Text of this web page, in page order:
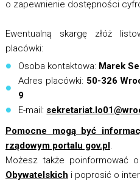
o zapewnienie dostępności
Ewentualną skargę złóż
placówki:
Osoba kontaktowa: Marek
Adres placówki: 50-326
9
E-mail:
Pomocne mogą być
rządowym portalu gov.pl.
Możesz także poinformować
Obywatelskich i poprosić o